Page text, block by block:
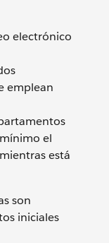
electrónico
emplean
el
está
son
iniciales